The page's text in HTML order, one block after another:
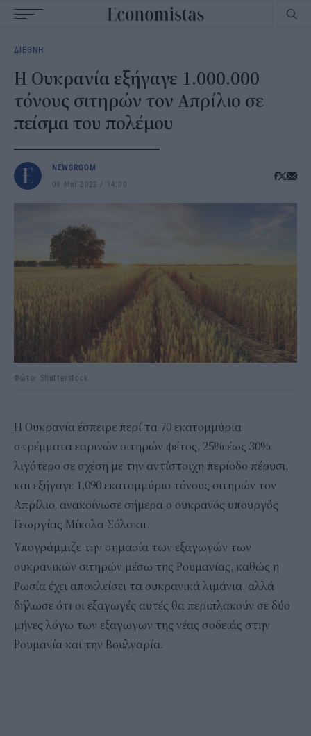
navigation
ΔΙΕΘΝΗ
Η Ουκρανία εξήγαγε 1.000.000
τόνους σιτηρών τον Απρίλιο σε
πείσμα του πολέμου
NEWSROOM
09 Μαΐ 2022
14:00
Φώτο: Shutterstock
Η Ουκρανία έσπειρε περί τα 70 εκατομμύρια
στρέμματα εαρινών σιτηρών φέτος, 25% έως 30%
λιγότερο σε σχέση με την αντίστοιχη περίοδο πέρυσι,
και εξήγαγε 1,090 εκατομμύριο τόνους σιτηρών τον
Απρίλιο, ανακοίνωσε σήμερα ο ουκρανός υπουργός
Γεωργίας Μίκολα Σόλσκιι.
Υπογράμμιζε την σημασία των εξαγωγών των
ουκρανικών σιτηρών μέσω της Ρουμανίας, καθώς η
Ρωσία έχει αποκλείσει τα ουκρανικά λιμάνια, αλλά
δήλωσε ότι οι εξαγωγές αυτές θα περιπλακούν σε δύο
μήνες λόγω των εξαγωγων της νέας σοδειάς στην
Ρουμανία και την Βουλγαρία.